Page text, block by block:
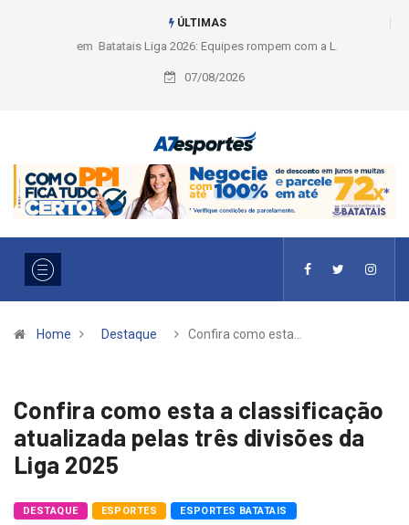
ÚLTIMAS
Liga 2026: Equipes rompem com a LABE na Série Ouro e entidade define
a 2° fase, times e formato
07/08/2026
Home Destaque Confira como esta…
Confira como esta a classificação
atualizada pelas três divisões da
Liga 2025
DESTAQUE ESPORTES ESPORTES BATATAIS